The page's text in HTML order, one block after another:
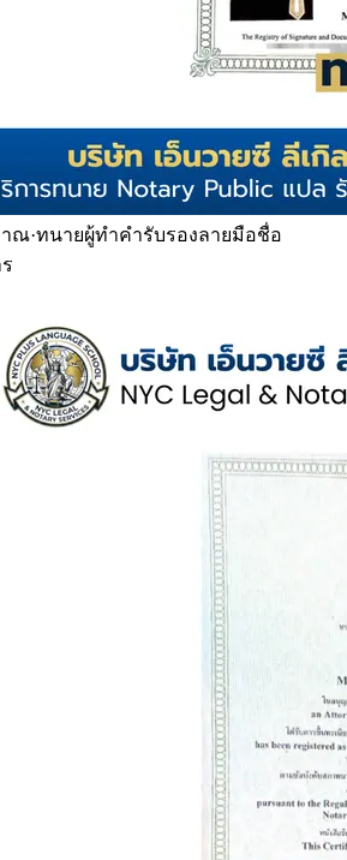
าณ·ทนายผู้ทำคำรับรองลายมือชื่อ